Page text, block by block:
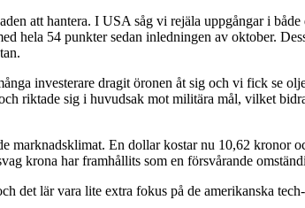
att hantera. I USA såg vi rejäla uppgångar i
hela 54 punkter sedan inledningen av oktober.
investerare dragit öronen åt sig och vi fick se
riktade sig i huvudsak mot militära mål, vilket
marknadsklimat. En dollar kostar nu 10,62
krona har framhållits som en försvårande
det lär vara lite extra fokus på de amerikanska